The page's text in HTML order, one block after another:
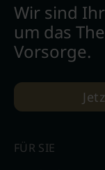
Wir sind
um das
Vorsorge.
FÜR SIE